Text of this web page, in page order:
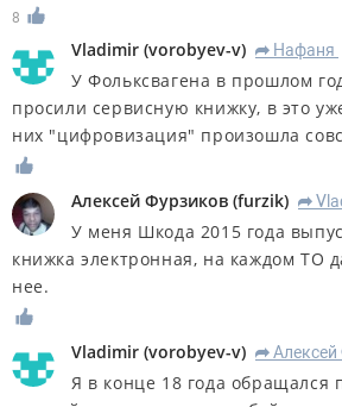
8
Vladimir (vorobyev-v) R Нафаня
У Фольксвагена в прошлом
просили сервисную книжку, в это
них "цифровизация" произошла
Алексей Фурзиков (furzik) R
У меня Шкода 2015 года
книжка электронная, на каждом ТО
нее.
Vladimir (vorobyev-v) R
Я в конце 18 года обращался